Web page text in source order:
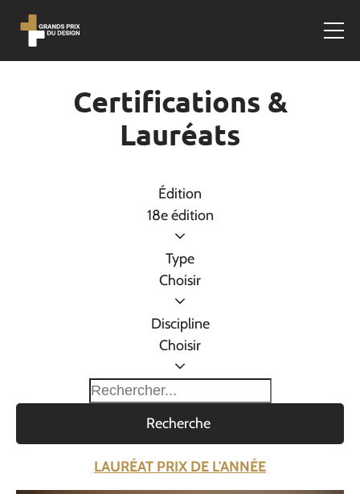
Certifications &
Lauréats
Édition
18e édition
Type
Choisir
Discipline
Choisir
Recherche
LAURÉAT PRIX DE L'ANNÉE